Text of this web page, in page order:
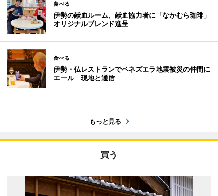
食べる
伊勢の献血ルーム、献血協力者に「なかむら珈琲」
オリジナルブレンド進呈
食べる
伊勢・仏レストランでベネズエラ地震被災の仲間に
エール 現地と通信
もっと見る
買う